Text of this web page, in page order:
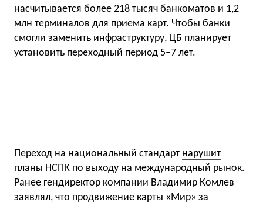
насчитывается более 218 тысяч банкоматов и 1,2
млн терминалов для приема карт. Чтобы банки
смогли заменить инфраструктуру, ЦБ планирует
установить переходный период 5–7 лет.
Переход на национальный стандарт нарушит
планы НСПК по выходу на международный рынок.
Ранее гендиректор компании Владимир Комлев
заявлял, что продвижение карты «Мир» за